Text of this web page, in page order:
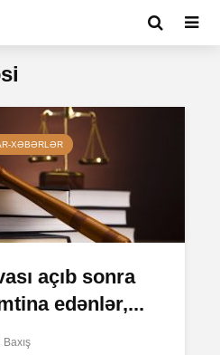
XƏBƏRLƏR
açıb sonra
edənlər,...
Baxış